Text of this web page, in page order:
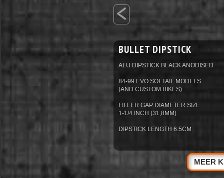
<
BULLET DIPSTICK
ALU DIPSTICK BLACK ANODISED
84-99 EVO SOFTAIL MODELS
(AND CUSTOM BIKES)
FILLER GAP DIAMETER SIZE:
1-1/4 INCH (31,8MM)
DIPSTICK LENGTH 6.5CM
MEER